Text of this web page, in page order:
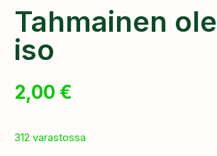
Tahmainen
iso
2,00 €
312 varastossa